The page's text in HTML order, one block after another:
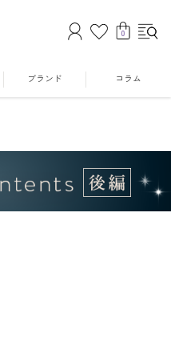
0
ブランド コラム